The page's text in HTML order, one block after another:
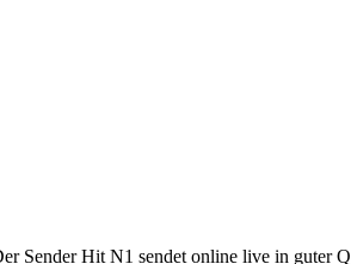
Sender Hit N1 sendet online live in guter